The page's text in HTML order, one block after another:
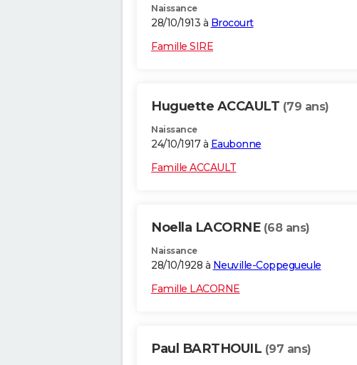
Naissance
28/10/1913 à Brocourt
Famille SIRE
Huguette ACCAULT (79 ans)
Naissance
24/10/1917 à Eaubonne
Famille ACCAULT
Noella LACORNE (68 ans)
Naissance
28/10/1928 à Neuville-Coppegueule
Famille LACORNE
Paul BARTHOUIL (97 ans)